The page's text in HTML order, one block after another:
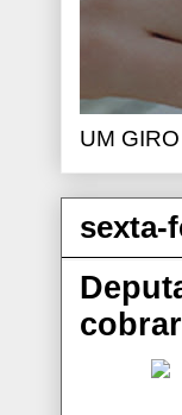
UM
sexta-